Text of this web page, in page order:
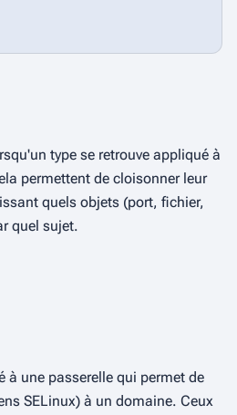
type se retrouve appliqué à
permettent de cloisonner leur
quels objets (port, fichier,
quel sujet.
à une passerelle qui permet de
SELinux) à un domaine. Ceux